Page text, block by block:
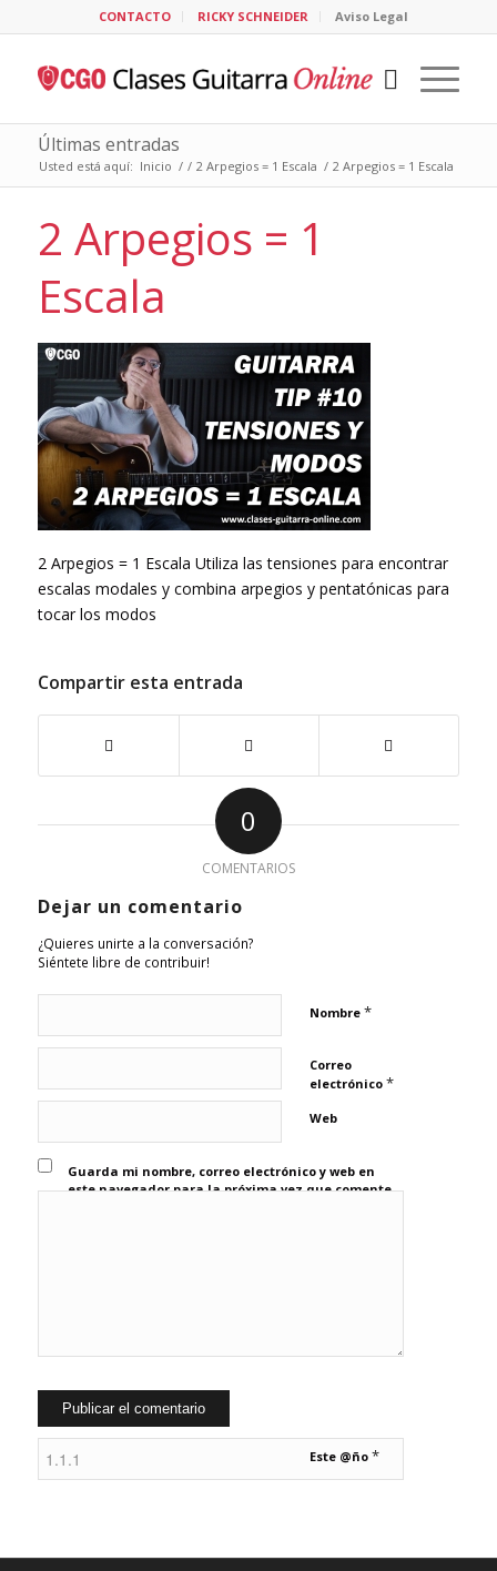
CONTACTO RICKY SCHNEIDER Aviso Legal
Últimas entradas
Usted está aquí: Inicio / / 2 Arpegios = 1 Escala / 2 Arpegios = 1 Escala
2 Arpegios = 1
Escala
2 Arpegios = 1 Escala Utiliza las tensiones para encontrar
escalas modales y combina arpegios y pentatónicas para
tocar los modos
Compartir esta entrada
0
COMENTARIOS
Dejar un comentario
¿Quieres unirte a la conversación?
Siéntete libre de contribuir!
Nombre *
Correo
electrónico *
Web
Guarda mi nombre, correo electrónico y web en
este navegador para la próxima vez que comente.
Este @ño *